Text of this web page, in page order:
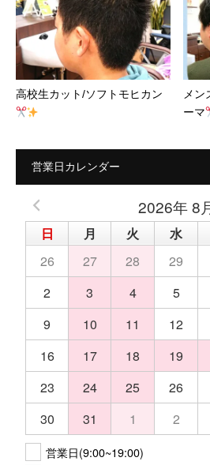
高校生カット/ソフトモヒカン
メン
ーマ
営業日カレンダー
2026年 8
日 月 火 水
26
27 28 29
2
3 4 5
9
10 11 12
16
17 18 19
23
24 25 26
30
31 1 2
営業日(9:00~19:00)